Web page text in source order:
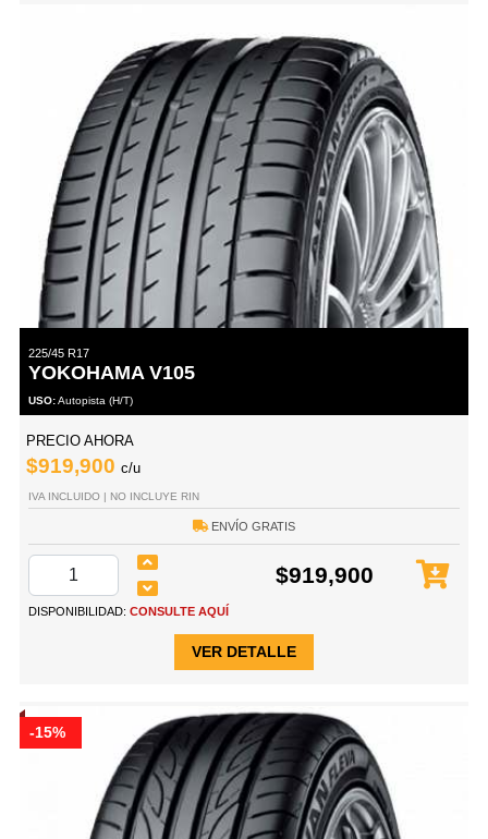
225/45 R17
YOKOHAMA V105
USO:Autopista (H/T)
PRECIO AHORA
$919,900 c/u
IVA INCLUIDO | NO INCLUYE RIN
ENVÍO GRATIS
$919,900
DISPONIBILIDAD: CONSULTE AQUÍ
VER DETALLE
-15%